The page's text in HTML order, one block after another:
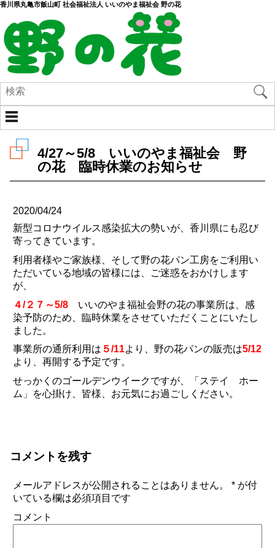
香川県丸亀市飯山町 社会福祉法人 いいのやま福祉会 野の花
4/27～5/8 いいのやま福祉会 野
の花 臨時休業のお知らせ
2020/04/24
新型コロナウイルス感染拡大の勢いが、香川県にも忍び
寄ってきています。
利用者様やご家族様、そして野の花パン工房をご利用い
ただいている地域の皆様には、ご迷惑をおかけします
が、
４/２７～5/8いいのやま福祉会野の花の事業所は、感
染予防のため、臨時休業をさせていただくことにいたし
ました。
事業所の通所利用は ５/11より、野の花パンの販売は5/12
より、再開する予定です。
せっかくのゴールデンウイークですが、「ステイ ホー
ム」を心掛け、皆様、お元気にお過ごしください。
コメントを残す
メールアドレスが公開されることはありません。 *が付
いている欄は必須項目です
コメント